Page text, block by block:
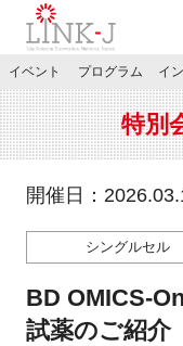
特別会員専用メニュー
施設ご予約
イベント プログラム イ
特別
開催日：
シングルセル
BD OMICS-
試薬のご紹介